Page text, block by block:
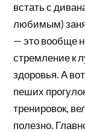
встать с
любимым)
— это вообще
стремление к
здоровья. А
пеших
тренировок,
полезно.